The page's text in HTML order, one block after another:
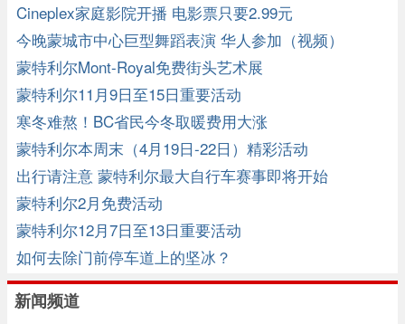
Cineplex家庭影院开播 电影票只要2.99元
今晚蒙城市中心巨型舞蹈表演 华人参加（视频）
蒙特利尔Mont-Royal免费街头艺术展
蒙特利尔11月9日至15日重要活动
寒冬难熬！BC省民今冬取暖费用大涨
蒙特利尔本周末（4月19日-22日）精彩活动
出行请注意 蒙特利尔最大自行车赛事即将开始
蒙特利尔2月免费活动
蒙特利尔12月7日至13日重要活动
如何去除门前停车道上的坚冰？
新闻频道